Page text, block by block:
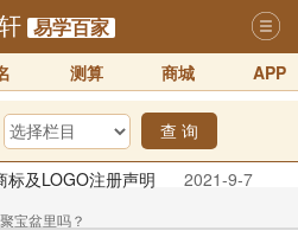
易学百家
测算 商城 APP
查 询
标及LOGO注册声明
2021-9-7
理相学，ai智能体客服系统开通，欢迎
宝盆里吗？